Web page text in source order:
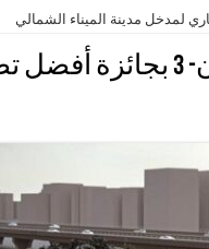
فوز خرّيجي كلية الفنون- 3